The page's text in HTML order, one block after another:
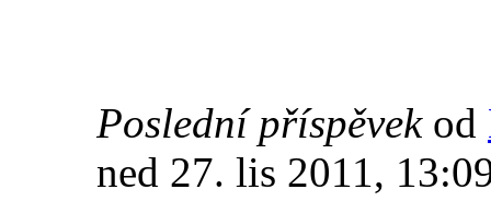
Poslední příspěvek od
ned 27. lis 2011,